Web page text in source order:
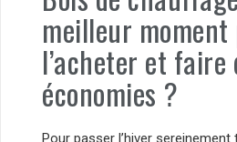
meilleur moment
l’acheter et faire
économies ?
Pour passer l’hiver